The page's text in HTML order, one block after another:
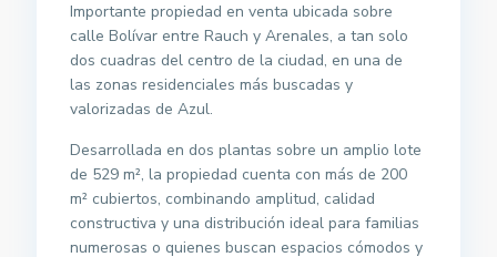
Importante propiedad en venta ubicada sobre
calle Bolívar entre Rauch y Arenales, a tan solo
dos cuadras del centro de la ciudad, en una de
las zonas residenciales más buscadas y
valorizadas de Azul.
Desarrollada en dos plantas sobre un amplio lote
de 529 m², la propiedad cuenta con más de 200
m² cubiertos, combinando amplitud, calidad
constructiva y una distribución ideal para familias
numerosas o quienes buscan espacios cómodos y